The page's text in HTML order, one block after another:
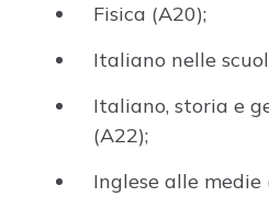
Fisica (A20);
Italiano nelle
Italiano, storia e
(A22);
Inglese alle medie